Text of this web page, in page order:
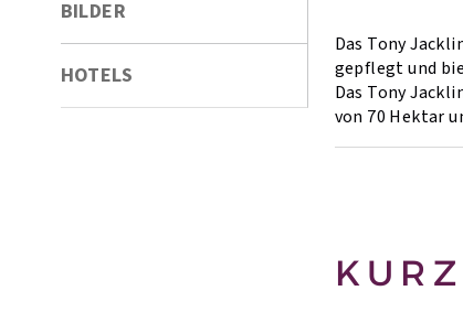
BILDER
HOTELS
Das Tony
gepflegt und
Das Tony
von 70 Hektar